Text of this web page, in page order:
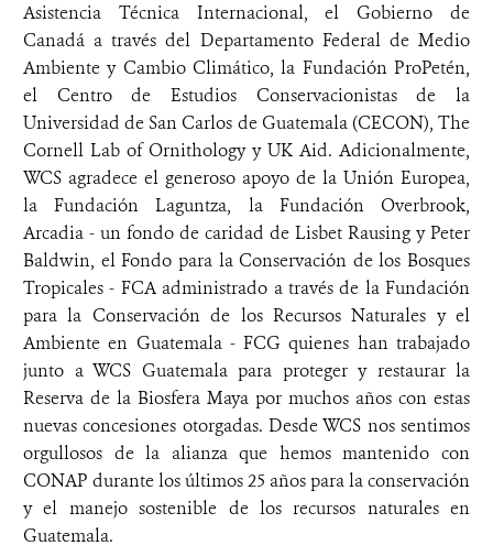
Asistencia Técnica Internacional, el Gobierno de
Canadá a través del Departamento Federal de Medio
Ambiente y Cambio Climático, la Fundación ProPetén,
el Centro de Estudios Conservacionistas de la
Universidad de San Carlos de Guatemala (CECON), The
Cornell Lab of Ornithology y UK Aid. Adicionalmente,
WCS agradece el generoso apoyo de la Unión Europea,
la Fundación Laguntza, la Fundación Overbrook,
Arcadia - un fondo de caridad de Lisbet Rausing y Peter
Baldwin, el Fondo para la Conservación de los Bosques
Tropicales - FCA administrado a través de la Fundación
para la Conservación de los Recursos Naturales y el
Ambiente en Guatemala - FCG quienes han trabajado
junto a WCS Guatemala para proteger y restaurar la
Reserva de la Biosfera Maya por muchos años con estas
nuevas concesiones otorgadas. Desde WCS nos sentimos
orgullosos de la alianza que hemos mantenido con
CONAP durante los últimos 25 años para la conservación
y el manejo sostenible de los recursos naturales en
Guatemala.